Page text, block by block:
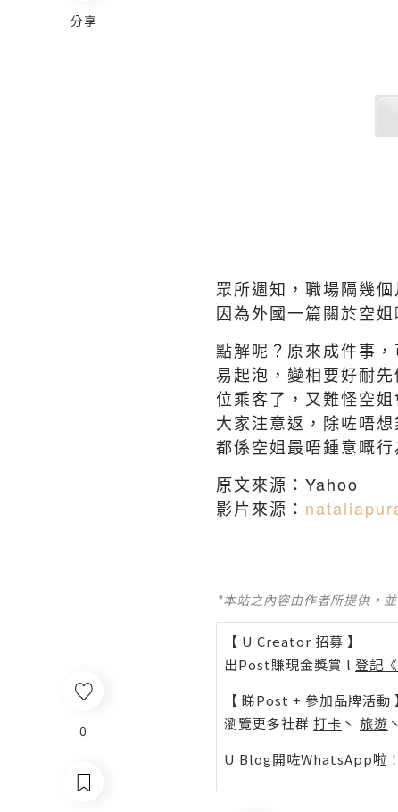
0
眾所週知，職場隔幾
因為外國一篇關於空
點解呢？原來成件事
易起泡，變相要好耐
位乘客了，又難怪空姐
大家注意返，除咗唔想
都係空姐最唔鍾意嘅
原文來源：Yahoo
影片來源：
*本站之內容由作者所提供，
【 U Creator 招募 】
出Post賺現金獎賞 l 登記
【 睇Post + 參加品牌活動
瀏覽更多社群 打卡 丶 旅遊 丶
U Blog開咗WhatsApp啦
分享